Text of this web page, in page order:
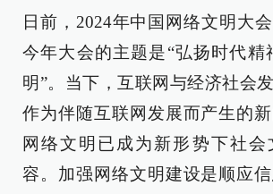
日前，2024年中国网络文明大
今年大会的主题是“弘扬时代精
明”。当下，互联网与经济社会
作为伴随互联网发展而产生的新
网络文明已成为新形势下社会
容。加强网络文明建设是顺应